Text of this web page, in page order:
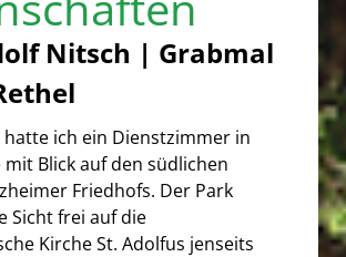
Nitsch | Grabmal
hatte ich ein Dienstzimmer in
mit Blick auf den südlichen
Friedhofs. Der Park
Sicht frei auf die
Kirche St. Adolfus jenseits